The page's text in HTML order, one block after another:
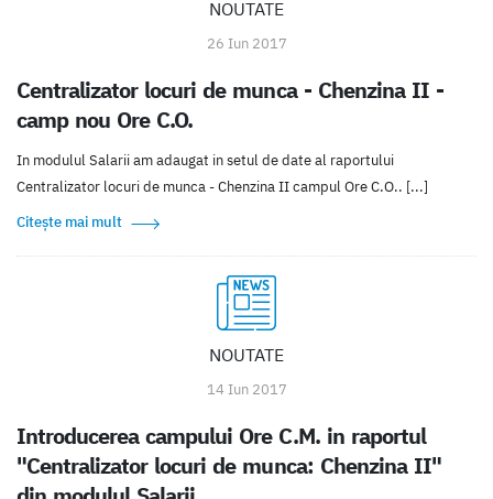
NOUTATE
26 Iun 2017
Centralizator locuri de munca - Chenzina II -
camp nou Ore C.O.
In modulul Salarii am adaugat in setul de date al raportului
Centralizator locuri de munca - Chenzina II campul Ore C.O.. [...]
Citește mai mult
NOUTATE
14 Iun 2017
Introducerea campului Ore C.M. in raportul
"Centralizator locuri de munca: Chenzina II"